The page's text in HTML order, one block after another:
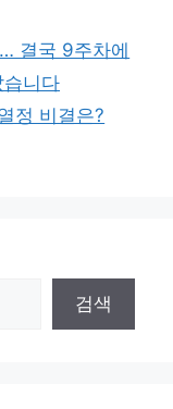
결국 9주차에
니다
정 비결은?
검색